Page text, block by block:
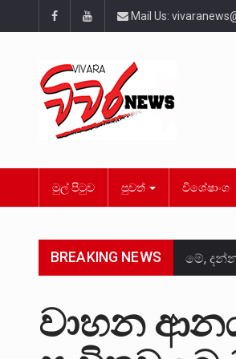
Mail Us:
මුල් පිටුව පුවත් විශේෂාංග
BREAKING NEWS මේ,
වාහන